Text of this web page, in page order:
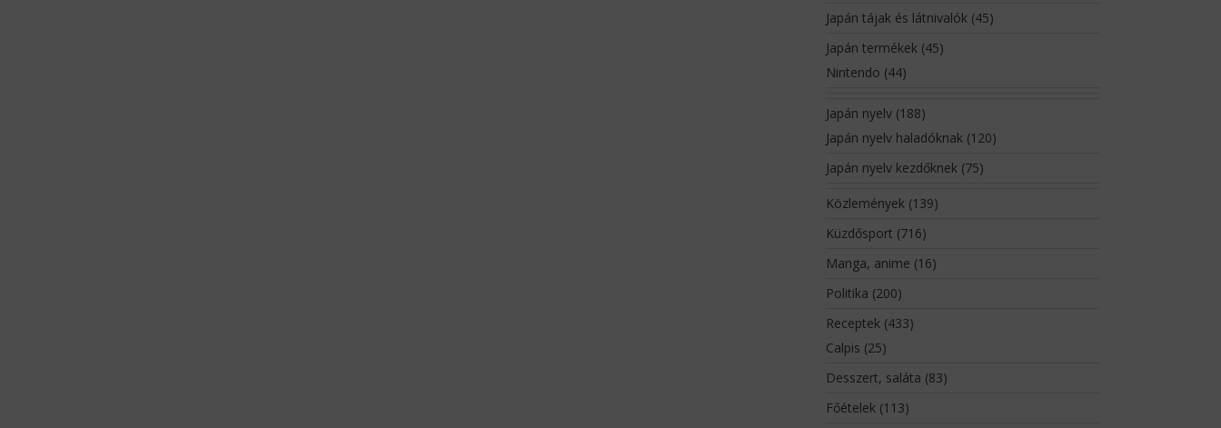
Japán tájak és látnivalók(45)
Japán termékek(45)
Nintendo (44)
Japán nyelv(188)
Japán nyelv haladóknak(120)
Japán nyelv kezdőknek(75)
Közlemények(139)
Küzdősport (716)
Manga, anime (16)
Politika (200)
Receptek(433)
Calpis (25)
Desszert, saláta (83)
Főételek(113)